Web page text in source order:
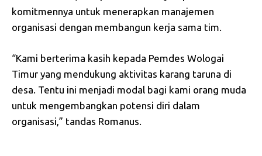
komitmennya untuk menerapkan manajemen
organisasi dengan membangun kerja sama tim.
“Kami berterima kasih kepada Pemdes Wologai
Timur yang mendukung aktivitas karang taruna di
desa. Tentu ini menjadi modal bagi kami orang muda
untuk mengembangkan potensi diri dalam
organisasi,” tandas Romanus.